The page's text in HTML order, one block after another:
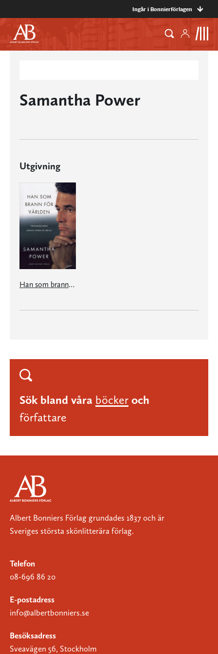
Ingår i Bonnierförlagen
Samantha Power
Utgivning
Han som brann för världen
Sök bland våra böcker och
författare
Albert Bonniers Förlag grundades 1837 och är
Sveriges största skönlitterära förlag.
Telefon
08-696 86 20
E-postadress
info@albertbonniers.se
Besöksadress
Sveavägen 56, Stockholm